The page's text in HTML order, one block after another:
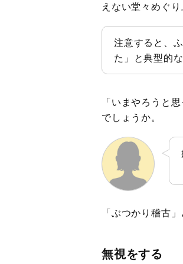
えない堂々めぐ
注意すると、
た」と典型的
「いまやろうと
でしょうか。
「ぶつかり稽古
無視をする